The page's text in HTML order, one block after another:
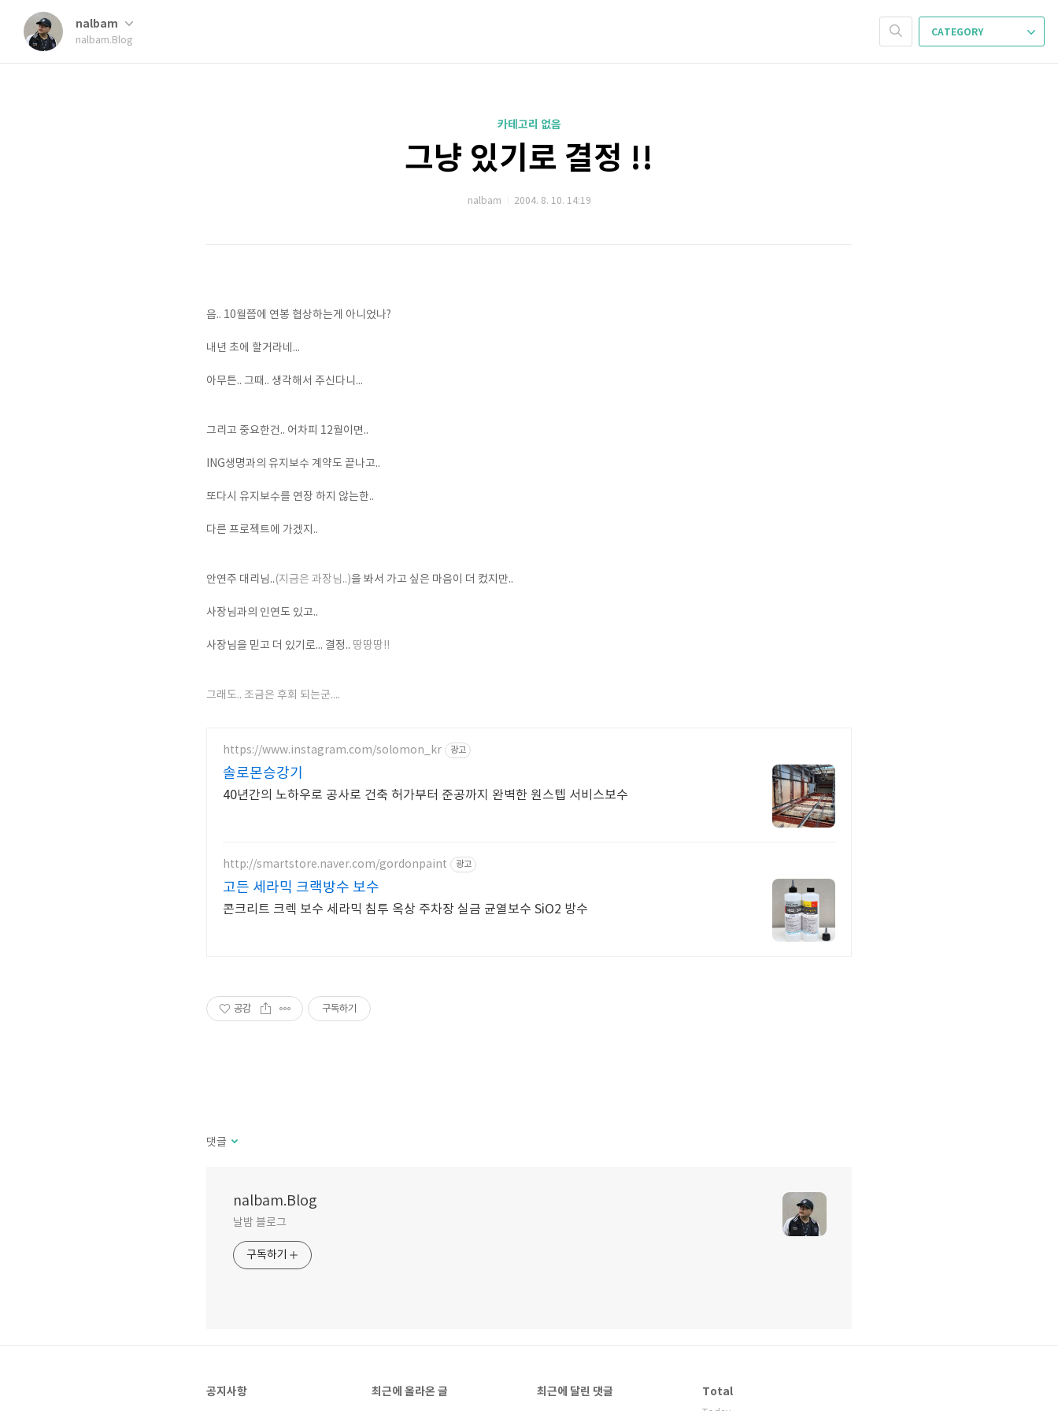
nalbam
nalbam.Blog
CATEGORY
카테고리 없음
그냥 있기로 결정 !!
nalbam 2004. 8. 10. 14:19
음.. 10월쯤에 연봉 협상하는게 아니었나?
내년 초에 할거라네...
아무튼.. 그때.. 생각해서 주신다니...
그리고 중요한건.. 어차피 12월이면..
ING생명과의 유지보수 계약도 끝나고..
또다시 유지보수를 연장 하지 않는한..
다른 프로젝트에 가겠지..
안연주 대리님..(지금은 과장님..)을 봐서 가고 싶은 마음이 더 컸지만..
사장님과의 인연도 있고..
사장님을 믿고 더 있기로... 결정.. 땅땅땅!!
그래도.. 조금은 후회 되는군....
https://www.instagram.com/solomon_kr 광고
솔로몬승강기
40년간의 노하우로 공사로 건축 허가부터 준공까지 완벽한 원스텝 서비스보수
http://smartstore.naver.com/gordonpaint 광고
고든 세라믹 크랙방수 보수
콘크리트 크렉 보수 세라믹 침투 옥상 주차장 실금 균열보수 SiO2 방수
공감 구독하기
댓글
nalbam.Blog
날밤 블로그
구독하기
공지사항 최근에 올라온 글 최근에 달린 댓글 Total